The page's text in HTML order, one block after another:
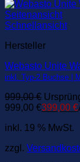
Schnellansicht
Hersteller
Webasto Unite
inkl. Typ-2 Buchse |
999,00€
999,00 €399,00 €
inkl. 19 % MwSt.
zzgl.